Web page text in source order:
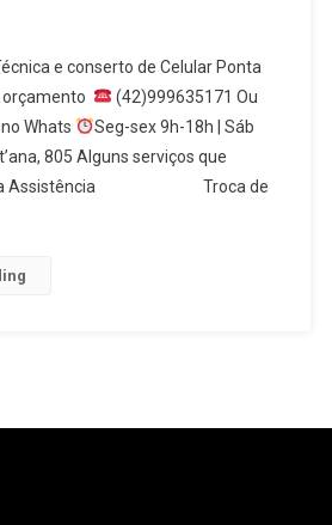
e conserto de Celular Ponta
orçamento
(42)999635171 Ou
Whats
Seg-sex 9h-18h | Sáb
805 Alguns serviços que
Assistência Troca de